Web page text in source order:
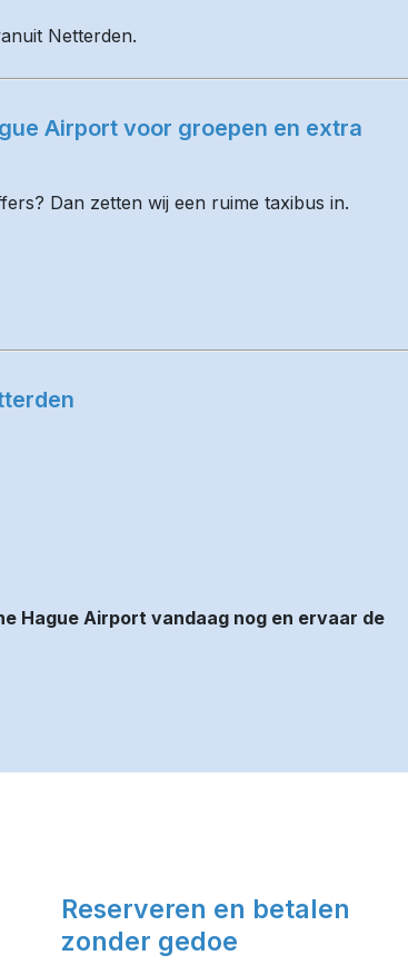
Netterden.
Airport voor groepen en extra
Dan zetten wij een ruime taxibus in.
Hague Airport vandaag nog en ervaar de
Reserveren en betalen
zonder gedoe